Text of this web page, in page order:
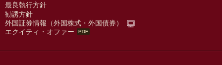
最良執行方針
勧誘方針
外国証券情報（外国株式・外国債券）
エクイティ・オファー